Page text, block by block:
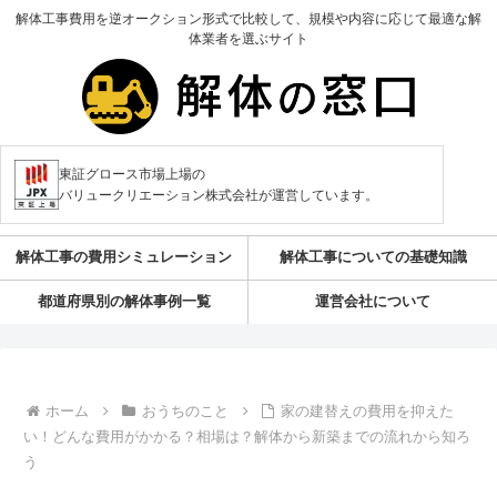
解体工事費用を逆オークション形式で比較して、規模や内容に応じて最適な解
体業者を選ぶサイト
東証グロース市場上場の
バリュークリエーション株式会社が運営しています。
解体工事の費用シミュレーション 解体工事についての基礎知識
都道府県別の解体事例一覧 運営会社について
ホーム おうちのこと
家の建替えの費用を抑えた
い！どんな費用がかかる？相場は？解体から新築までの流れから知ろ
う